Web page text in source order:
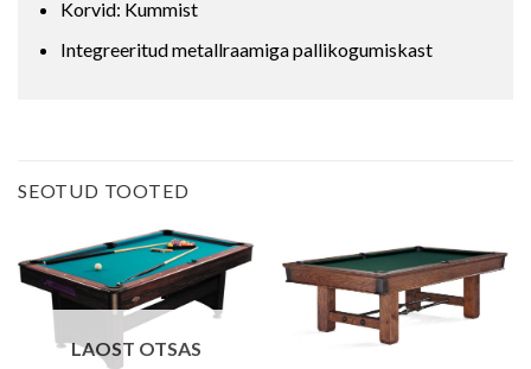
Korvid: Kummist
Integreeritud metallraamiga pallikogumiskast
SEOTUD TOOTED
LAOST OTSAS